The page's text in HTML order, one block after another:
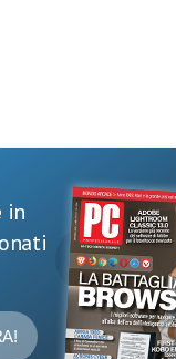
in